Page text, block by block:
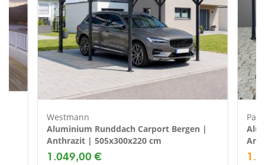
Westmann
Aluminium Runddach Carport Bergen |
Anthrazit | 505x300x220 cm
1.049,00 €